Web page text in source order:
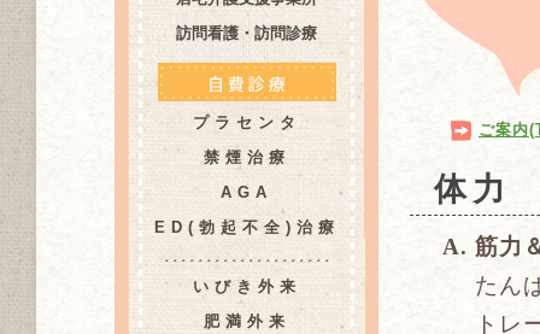
訪問看護・訪問診療
プラセンタ
禁煙治療
AGA
ED(勃起不全)治療
いびき外来
肥満外来
ご案内
体力
筋力
たん
トレ